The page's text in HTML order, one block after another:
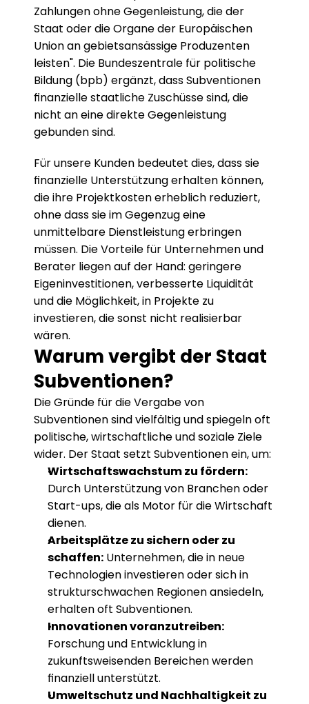
Zahlungen ohne Gegenleistung, die der
Staat oder die Organe der Europäischen
Union an gebietsansässige Produzenten
leisten". Die Bundeszentrale für politische
Bildung (bpb) ergänzt, dass Subventionen
finanzielle staatliche Zuschüsse sind, die
nicht an eine direkte Gegenleistung
gebunden sind.
Für unsere Kunden bedeutet dies, dass sie
finanzielle Unterstützung erhalten können,
die ihre Projektkosten erheblich reduziert,
ohne dass sie im Gegenzug eine
unmittelbare Dienstleistung erbringen
müssen. Die Vorteile für Unternehmen und
Berater liegen auf der Hand: geringere
Eigeninvestitionen, verbesserte Liquidität
und die Möglichkeit, in Projekte zu
investieren, die sonst nicht realisierbar
wären.
Warum vergibt der Staat
Subventionen?
Die Gründe für die Vergabe von
Subventionen sind vielfältig und spiegeln oft
politische, wirtschaftliche und soziale Ziele
wider. Der Staat setzt Subventionen ein, um:
Wirtschaftswachstum zu fördern:
Durch Unterstützung von Branchen oder
Start-ups, die als Motor für die Wirtschaft
dienen.
Arbeitsplätze zu sichern oder zu
schaffen: Unternehmen, die in neue
Technologien investieren oder sich in
strukturschwachen Regionen ansiedeln,
erhalten oft Subventionen.
Innovationen voranzutreiben:
Forschung und Entwicklung in
zukunftsweisenden Bereichen werden
finanziell unterstützt.
Umweltschutz und Nachhaltigkeit zu